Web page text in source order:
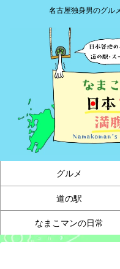
名古屋独身男のグル
グルメ
道の駅
なまこマンの日常